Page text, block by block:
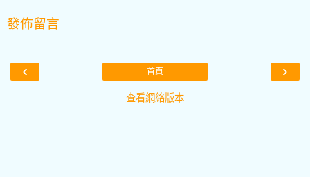
發佈留言
‹ ›
首頁
查看網絡版本